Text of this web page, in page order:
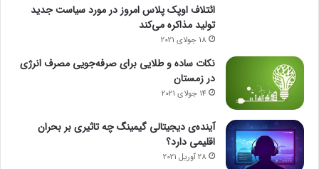
فونت‌ها را یک‌جا داشته باشید. برای افزودن فونت مراحل زیر را دنبال
در نوار ابزار روی Extensions کلیک کنید و به قسمت Add-ons >
Get add-ons بروید.
نمایش‌داده‌شده کلیک کنید.
ائتلاف اوپک پلاس امروز در مورد سیاست جدید
تولید مذاکره می‌کند
18 جولای 2021
نکات ساده و طلایی برای صرفه‌جویی مصرف انرژی
در زمستان
14 جولای 2021
آینده‌ی دیجیتالی گیمینگ چه تاثیری بر بحران
اقلیمی دارد؟
28 آوریل 2021